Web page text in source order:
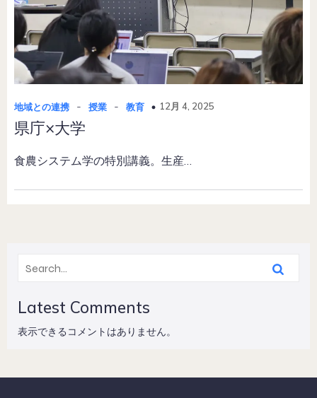
地域との連携 - 授業 - 教育 12月 4, 2025
県庁×大学
食農システム学の特別講義。生産…
Latest Comments
表示できるコメントはありません。